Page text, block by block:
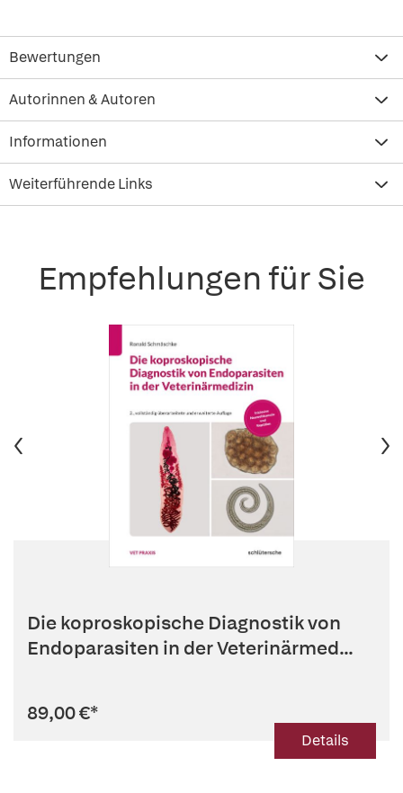
Bewertungen
Autorinnen & Autoren
Informationen
Weiterführende Links
Empfehlungen für Sie
Die koproskopische Diagnostik von
Endoparasiten in der Veterinärmed...
89,00 €*
Details